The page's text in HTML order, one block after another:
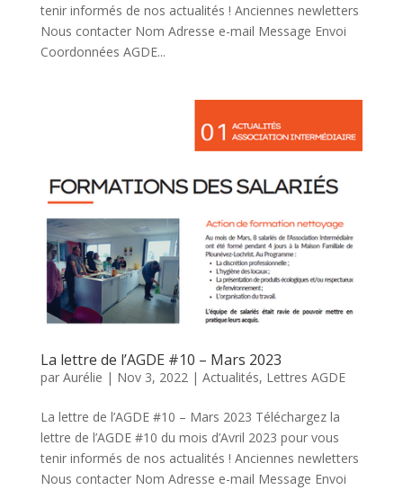
tenir informés de nos actualités ! Anciennes newletters
Nous contacter Nom Adresse e-mail Message Envoi
Coordonnées AGDE...
La lettre de l’AGDE #10 – Mars 2023
par Aurélie | Nov 3, 2022| Actualités, Lettres AGDE
La lettre de l’AGDE #10 – Mars 2023 Téléchargez la
lettre de l’AGDE #10 du mois d’Avril 2023 pour vous
tenir informés de nos actualités ! Anciennes newletters
Nous contacter Nom Adresse e-mail Message Envoi